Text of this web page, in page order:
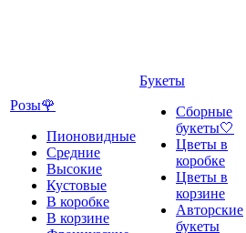
Розы🌹
Пионовидные
Средние
Высокие
Кустовые
В коробке
В корзине
Букеты
Сборные
букеты🤍
Цветы в
коробке
Цветы в
корзине
Авторские
букеты